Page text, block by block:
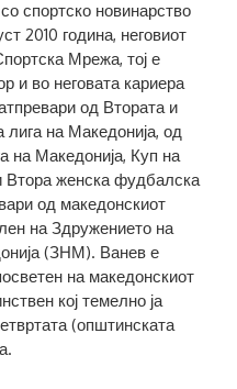
спортско новинарство
2010 година, неговиот
Мрежа, тој е
и во неговата кариера
од Втората и
на Македонија, од
на Македонија, Куп на
Втора женска фудбалска
од македонскиот
на Здружението на
(ЗНМ). Ванев е
на македонскиот
кој темелно ја
(општинската